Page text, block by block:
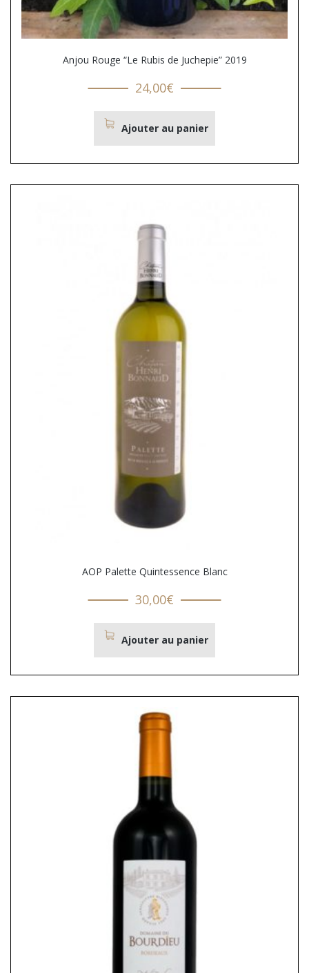
Anjou Rouge “Le Rubis de Juchepie” 2019
24,00€
Ajouter au panier
AOP Palette Quintessence Blanc
30,00€
Ajouter au panier